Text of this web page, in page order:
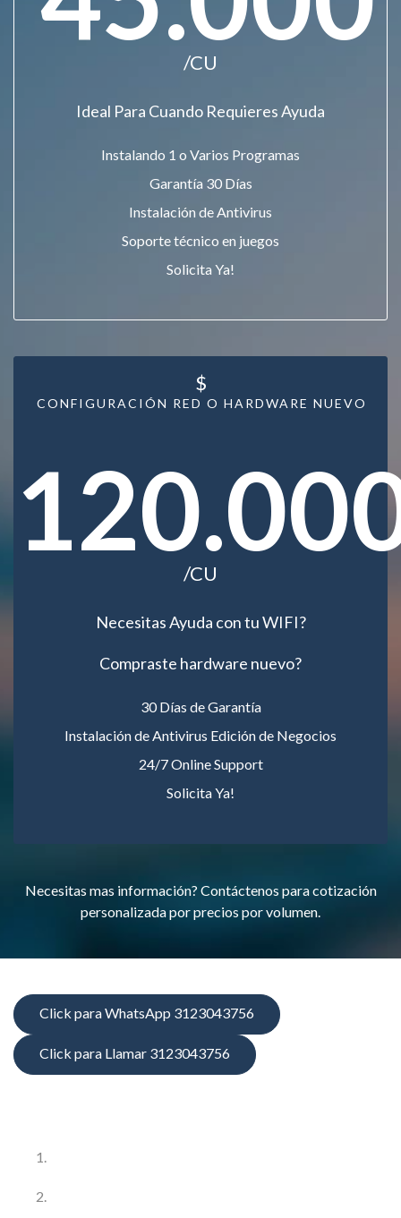
/CU
Ideal Para Cuando Requieres Ayuda
Instalando 1 o Varios Programas
Garantía 30 Días
Instalación de Antivirus
Soporte técnico en juegos
Solicita Ya!
CONFIGURACIÓN RED O HARDWARE NUEVO
$
/CU
Necesitas Ayuda con tu WIFI?
Compraste hardware nuevo?
30 Días de Garantía
Instalación de Antivirus Edición de Negocios
24/7 Online Support
Solicita Ya!
Necesitas mas información? Contáctenos para cotización
personalizada por precios por volumen.
Click para WhatsApp 3123043756
Click para Llamar 3123043756